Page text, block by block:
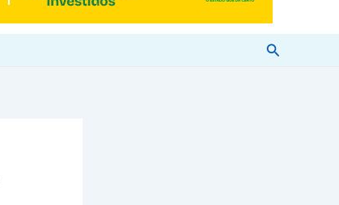
Pesquisar